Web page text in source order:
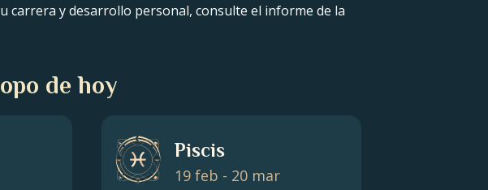
carrera y desarrollo personal, consulte el informe de la
de hoy
Piscis
19 feb - 20 mar